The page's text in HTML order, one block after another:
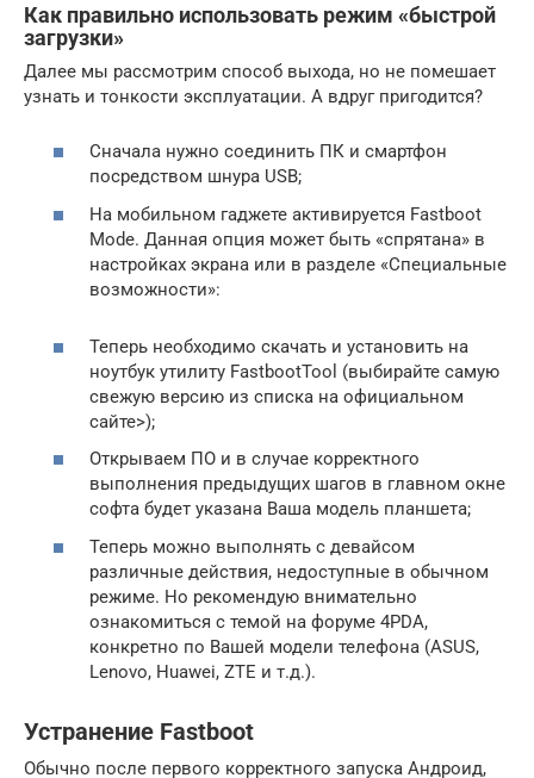
Как правильно использовать режим «быстрой
загрузки»
Далее мы рассмотрим способ выхода, но не помешает
узнать и тонкости эксплуатации. А вдруг пригодится?
Сначала нужно соединить ПК и смартфон
посредством шнура USB;
На мобильном гаджете активируется Fastboot
Mode. Данная опция может быть «спрятана» в
настройках экрана или в разделе «Специальные
возможности»:
Теперь необходимо скачать и установить на
ноутбук утилиту FastbootTool (выбирайте самую
свежую версию из списка на официальном
сайте>);
Открываем ПО и в случае корректного
выполнения предыдущих шагов в главном окне
софта будет указана Ваша модель планшета;
Теперь можно выполнять с девайсом
различные действия, недоступные в обычном
режиме. Но рекомендую внимательно
ознакомиться с темой на форуме 4PDA,
конкретно по Вашей модели телефона (ASUS,
Lenovo, Huawei, ZTE и т.д.).
Устранение Fastboot
Обычно после первого корректного запуска Андроид,